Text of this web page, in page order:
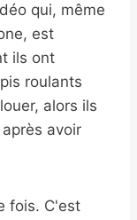
qui, même
est
ils ont
roulants
alors ils
avoir
fois. C'est